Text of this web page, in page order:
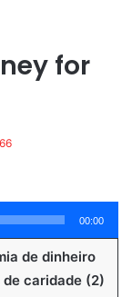
for
00:00
de dinheiro
de caridade (2)